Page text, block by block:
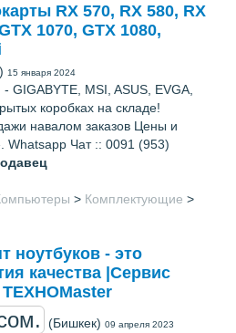
RX 570, RX 580, RX
1070, GTX 1080,
15 января 2024
GIGABYTE, MSI, ASUS, EVGA,
коробках на складе!
навалом заказов Цены и
Whatsapp Чат :: 0091 (953)
> Комплектующие >
ноутбуков - это
качества |Сервис
ТЕХНОМaster
(Бишкек) 09 апреля 2023